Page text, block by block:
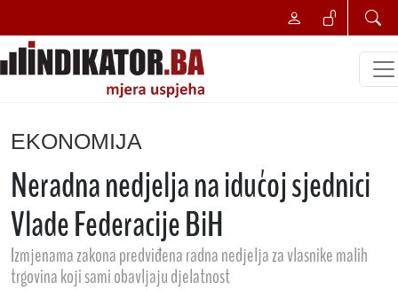
EKONOMIJA
Neradna nedjelja na idućoj sjednici
Vlade Federacije BiH
Izmjenama zakona predviđena radna nedjelja za vlasnike malih
trgovina koji sami obavljaju djelatnost